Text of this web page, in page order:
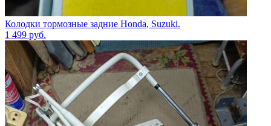
Колодки тормозные задние Honda, Suzuki.
1 499 руб.